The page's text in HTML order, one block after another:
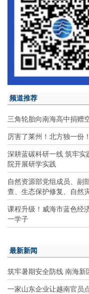
频道推荐
三角轮胎向南海高中捐赠
厉害了莱州！北方独一份
深耕蓝碳科研一线 筑牢
院开展研学实践
自然资源部党组成员、副
查、生态保护修复、自然
课程升级！威海市蓝色经
一学子
最新新闻
筑牢暑期安全防线 南海
一家山东企业让越南官员